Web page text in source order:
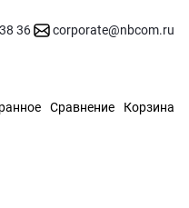
36 corporate@nbcom.ru
Сравнение Корзина